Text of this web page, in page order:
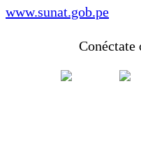
www.sunat.gob.pe
Conéctate